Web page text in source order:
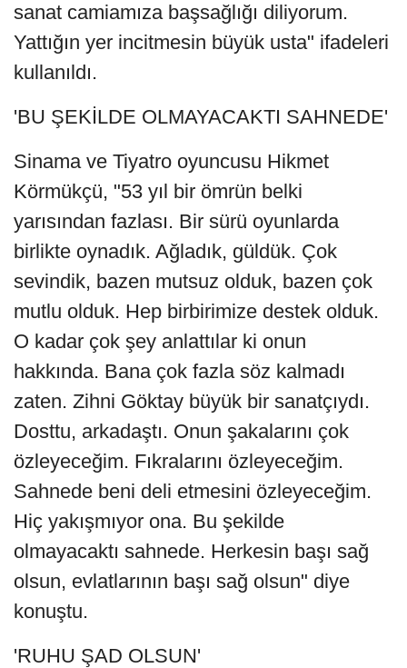
sanat camiamıza başsağlığı diliyorum.
Yattığın yer incitmesin büyük usta" ifadeleri
kullanıldı.
'BU ŞEKİLDE OLMAYACAKTI SAHNEDE'
Sinama ve Tiyatro oyuncusu Hikmet
Körmükçü, "53 yıl bir ömrün belki
yarısından fazlası. Bir sürü oyunlarda
birlikte oynadık. Ağladık, güldük. Çok
sevindik, bazen mutsuz olduk, bazen çok
mutlu olduk. Hep birbirimize destek olduk.
O kadar çok şey anlattılar ki onun
hakkında. Bana çok fazla söz kalmadı
zaten. Zihni Göktay büyük bir sanatçıydı.
Dosttu, arkadaştı. Onun şakalarını çok
özleyeceğim. Fıkralarını özleyeceğim.
Sahnede beni deli etmesini özleyeceğim.
Hiç yakışmıyor ona. Bu şekilde
olmayacaktı sahnede. Herkesin başı sağ
olsun, evlatlarının başı sağ olsun" diye
konuştu.
'RUHU ŞAD OLSUN'